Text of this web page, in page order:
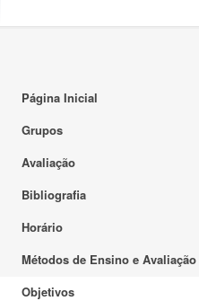
Página Inicial
Grupos
Avaliação
Bibliografia
Horário
Métodos de Ensino e Avaliação
Objetivos